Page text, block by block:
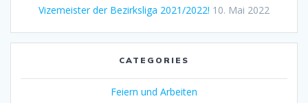
Vizemeister der Bezirksliga 2021/2022! 10. Mai 2022
CATEGORIES
Feiern und Arbeiten